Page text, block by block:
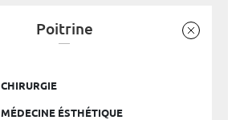
Poitrine
CHIRURGIE
MÉDECINE ÉSTHÉTIQUE